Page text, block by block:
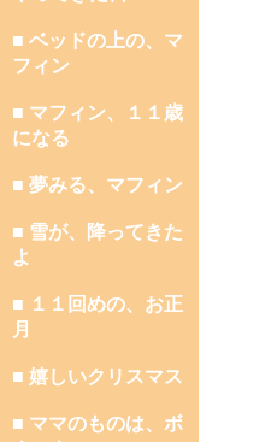
■ ベッドの上の、マ
フィン
■ マフィン、１１歳
になる
■ 夢みる、マフィン
■ 雪が、降ってきた
よ
■ １１回めの、お正
月
■ 嬉しいクリスマス
■ ママのものは、ボ